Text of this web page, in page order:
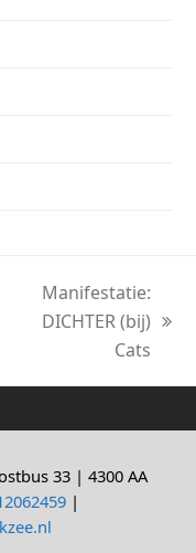
next
Manifestatie:
DICHTER (bij)
Cats
33 | 4300 AA
|